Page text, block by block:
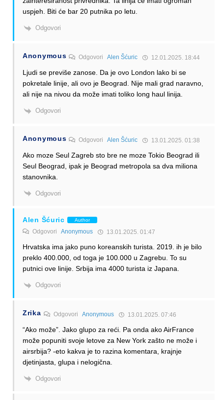
uspjeh. Biti će bar 20 putnika po letu.
Odgovori
Anonymous OdgovoriAlen Šćuric 12.01.2025. 18:44
Ljudi se previše zanose. Da je ovo London lako bi se
pokretale linije, ali ovo je Beograd. Nije mali grad naravno,
ali nije na nivou da može imati toliko long haul linija.
Odgovori
Anonymous OdgovoriAlen Šćuric 13.01.2025. 01:38
Ako moze Seul Zagreb sto bre ne moze Tokio Beograd ili
Seul Beograd, ipak je Beograd metropola sa dva miliona
stanovnika.
Odgovori
Alen Šćuric Author
Odgovori Anonymous 13.01.2025. 01:47
Hrvatska ima jako puno koreanskih turista. 2019. ih je bilo
preklo 400.000, od toga je 100.000 u Zagrebu. To su
putnici ove linije. Srbija ima 4000 turista iz Japana.
Odgovori
Zrika Odgovori Anonymous 13.01.2025. 07:46
“Ako može”. Jako glupo za reći. Pa onda ako AirFrance
može popuniti svoje letove za New York zašto ne može i
airsrbija? -eto kakva je to razina komentara, krajnje
djetinjasta, glupa i nelogična.
Odgovori